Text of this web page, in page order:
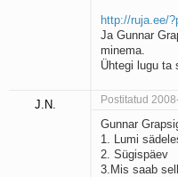
http://ruja.ee/
Ja Gunnar
minema.
Ühtegi lugu ta
J.N. Postitatud
Gunnar
1. Lumi
2. Sügispäev
3.Mis saab